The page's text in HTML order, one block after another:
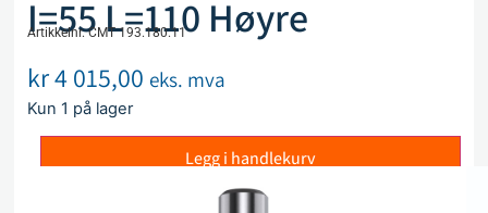
I=55 L=110 Høyre
Artikkelnr. CMT 193.180.11
kr4 015,00 eks. mva
Kun 1 på lager
Legg i handlekurv